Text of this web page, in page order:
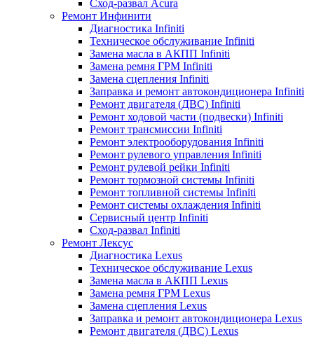
Сход-развал Acura
Ремонт Инфинити
Диагностика Infiniti
Техническое обслуживание Infiniti
Замена масла в АКПП Infiniti
Замена ремня ГРМ Infiniti
Замена сцепления Infiniti
Заправка и ремонт автокондиционера Infiniti
Ремонт двигателя (ДВС) Infiniti
Ремонт ходовой части (подвески) Infiniti
Ремонт трансмиссии Infiniti
Ремонт электрооборудования Infiniti
Ремонт рулевого управления Infiniti
Ремонт рулевой рейки Infiniti
Ремонт тормозной системы Infiniti
Ремонт топливной системы Infiniti
Ремонт системы охлаждения Infiniti
Сервисный центр Infiniti
Сход-развал Infiniti
Ремонт Лексус
Диагностика Lexus
Техническое обслуживание Lexus
Замена масла в АКПП Lexus
Замена ремня ГРМ Lexus
Замена сцепления Lexus
Заправка и ремонт автокондиционера Lexus
Ремонт двигателя (ДВС) Lexus